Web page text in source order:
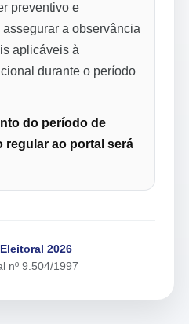
preventivo e
a observância
aplicáveis à
durante o período
do período de
regular ao portal será
2026
nº 9.504/1997